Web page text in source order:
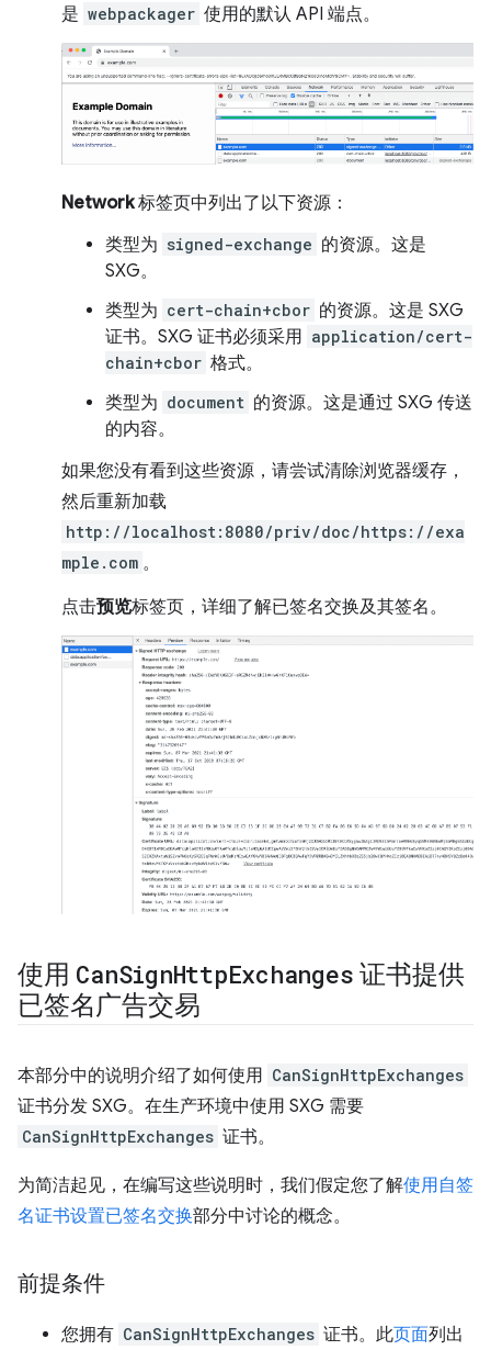
是 webpackager 使用的默认 API 端点。
Network标签页中列出了以下资源：
类型为 signed-exchange 的资源。这是
SXG。
类型为 cert-chain+cbor 的资源。这是 SXG
证书。SXG 证书必须采用 application/cert-
chain+cbor 格式。
类型为 document 的资源。这是通过 SXG 传送
的内容。
如果您没有看到这些资源，请尝试清除浏览器缓存，
然后重新加载
http://localhost:8080/priv/doc/https://exa
mple.com 。
点击预览标签页，详细了解已签名交换及其签名。
使用 CanSignHttpExchanges 证书提供
已签名广告交易
本部分中的说明介绍了如何使用 CanSignHttpExchanges
证书分发 SXG。在生产环境中使用 SXG 需要
CanSignHttpExchanges 证书。
为简洁起见，在编写这些说明时，我们假定您了解使用自签
名证书设置已签名交换部分中讨论的概念。
前提条件
您拥有 CanSignHttpExchanges 证书。此页面列出